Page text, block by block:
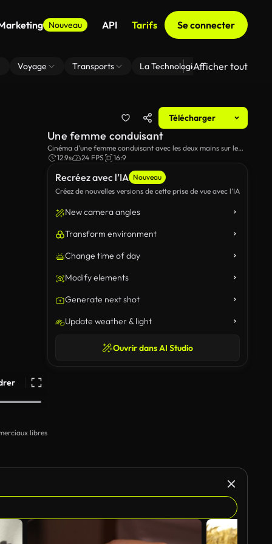
Nouveau API Tarifs Se connecter
Voyage Transports La Technologie Zoom En
Afficher tout
Télécharger
libres
Recréez avec l’IA Nouveau
Créez de nouvelles versions de cette prise de vue avec l’IA
New camera angles
Transform environment
Change time of day
Modify elements
Generate next shot
Update weather & light
Ouvrir dans AI Studio
Une femme conduisant
Cinéma d'une femme conduisant avec les deux mains sur le
volant.
12.9s 24 FPS 16:9